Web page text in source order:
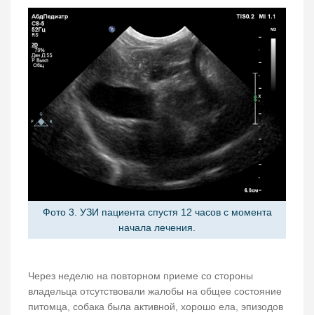
Фото 3. УЗИ пациента спустя 12 часов с момента
начала лечения.
Через неделю на повторном приеме со стороны
владельца отсутствовали жалобы на общее состояние
питомца, собака была активной, хорошо ела, эпизодов